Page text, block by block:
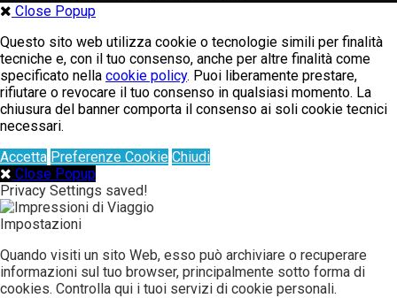
Close Popup
Questo sito web utilizza cookie o tecnologie simili per finalità
tecniche e, con il tuo consenso, anche per altre finalità come
specificato nella cookie policy. Puoi liberamente prestare,
rifiutare o revocare il tuo consenso in qualsiasi momento. La
chiusura del banner comporta il consenso ai soli cookie tecnici
necessari.
Accetta Preferenze Cookie Chiudi
Close Popup
Privacy Settings saved!
Impostazioni
Quando visiti un sito Web, esso può archiviare o recuperare
informazioni sul tuo browser, principalmente sotto forma di
cookies. Controlla qui i tuoi servizi di cookie personali.